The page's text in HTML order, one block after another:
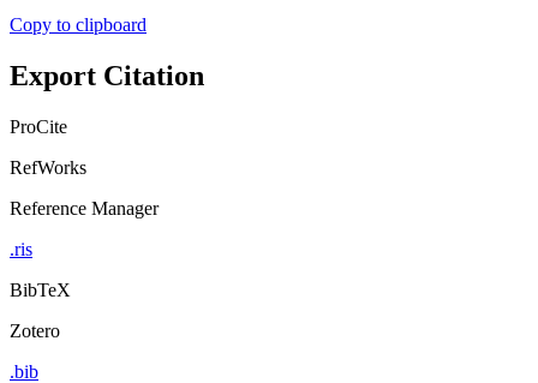
Copy to clipboard
Export Citation
ProCite
RefWorks
Reference Manager
.ris
BibTeX
Zotero
.bib